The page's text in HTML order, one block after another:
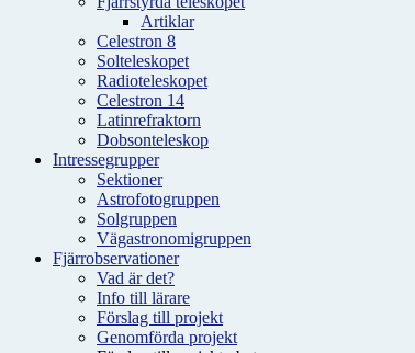
Artiklar
Celestron 8
Solteleskopet
Radioteleskopet
Celestron 14
Latinrefraktorn
Dobsonteleskop
Intressegrupper
Sektioner
Astrofotogruppen
Solgruppen
Vägastronomigruppen
Fjärrobservationer
Vad är det?
Info till lärare
Förslag till projekt
Genomförda projekt